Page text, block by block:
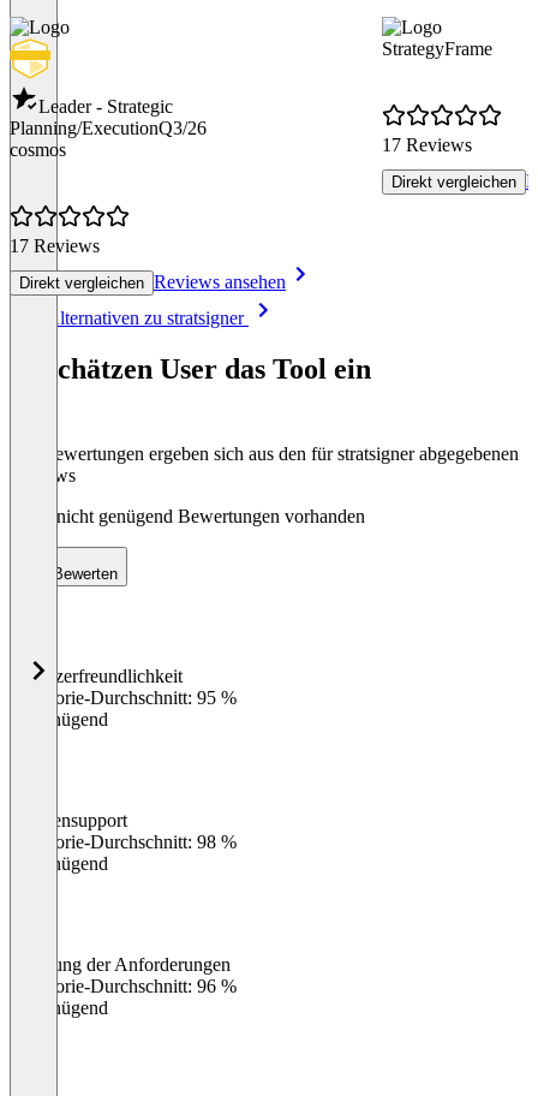
Leader - Strategic
Planning/ExecutionQ3/26
cosmos
17 Reviews
Direkt vergleichen Reviews ansehen
StrategyFrame
17 Reviews
Direkt vergleichen
Alle Alternativen zu stratsigner
So schätzen User das Tool ein
Die Bewertungen ergeben sich aus den für stratsigner abgegebenen
Reviews
Noch nicht genügend Bewertungen vorhanden
Bewerten
%
Benutzerfreundlichkeit
Kategorie-Durchschnitt: 95 %
Ungenügend
Kundensupport
Kategorie-Durchschnitt: 98 %
Ungenügend
Erfüllung der Anforderungen
Kategorie-Durchschnitt: 96 %
Ungenügend